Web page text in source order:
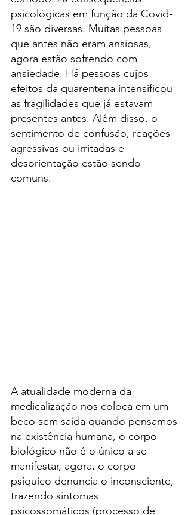
psicológicas em função da Covid-
19 são diversas. Muitas pessoas
que antes não eram ansiosas,
agora estão sofrendo com
ansiedade. Há pessoas cujos
efeitos da quarentena intensificou
as fragilidades que já estavam
presentes antes. Além disso, o
sentimento de confusão, reações
agressivas ou irritadas e
desorientação estão sendo
comuns.
A atualidade moderna da
medicalização nos coloca em um
beco sem saída quando pensamos
na existência humana, o corpo
biológico não é o único a se
manifestar, agora, o corpo
psíquico denuncia o inconsciente,
trazendo sintomas
psicossomáticos (processo de